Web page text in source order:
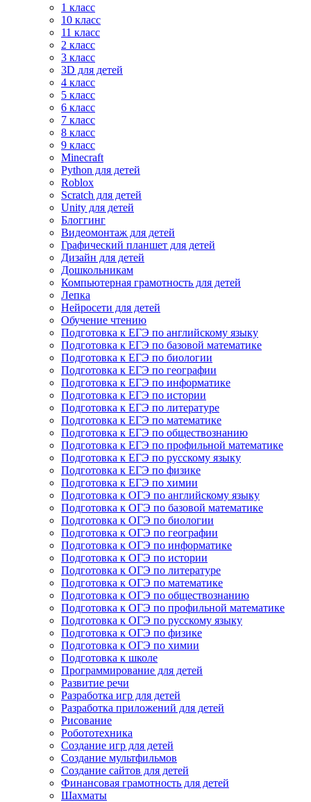
1 класс
10 класс
11 класс
2 класс
3 класс
3D для детей
4 класс
5 класс
6 класс
7 класс
8 класс
9 класс
Minecraft
Python для детей
Roblox
Scratch для детей
Unity для детей
Блоггинг
Видеомонтаж для детей
Графический планшет для детей
Дизайн для детей
Дошкольникам
Компьютерная грамотность для детей
Лепка
Нейросети для детей
Обучение чтению
Подготовка к ЕГЭ по английскому языку
Подготовка к ЕГЭ по базовой математике
Подготовка к ЕГЭ по биологии
Подготовка к ЕГЭ по географии
Подготовка к ЕГЭ по информатике
Подготовка к ЕГЭ по истории
Подготовка к ЕГЭ по литературе
Подготовка к ЕГЭ по математике
Подготовка к ЕГЭ по обществознанию
Подготовка к ЕГЭ по профильной математике
Подготовка к ЕГЭ по русскому языку
Подготовка к ЕГЭ по физике
Подготовка к ЕГЭ по химии
Подготовка к ОГЭ по английскому языку
Подготовка к ОГЭ по базовой математике
Подготовка к ОГЭ по биологии
Подготовка к ОГЭ по географии
Подготовка к ОГЭ по информатике
Подготовка к ОГЭ по истории
Подготовка к ОГЭ по литературе
Подготовка к ОГЭ по математике
Подготовка к ОГЭ по обществознанию
Подготовка к ОГЭ по профильной математике
Подготовка к ОГЭ по русскому языку
Подготовка к ОГЭ по физике
Подготовка к ОГЭ по химии
Подготовка к школе
Программирование для детей
Развитие речи
Разработка игр для детей
Разработка приложений для детей
Рисование
Робототехника
Создание игр для детей
Создание мультфильмов
Создание сайтов для детей
Финансовая грамотность для детей
Шахматы